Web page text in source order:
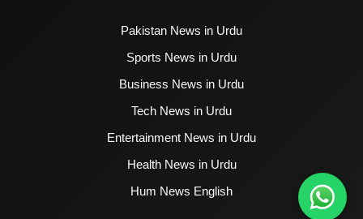
Pakistan News in Urdu
Sports News in Urdu
Business News in Urdu
Tech News in Urdu
Entertainment News in Urdu
Health News in Urdu
Hum News English